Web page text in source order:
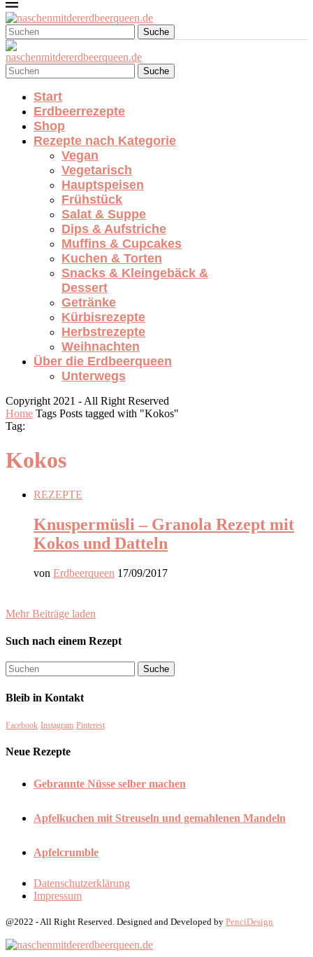
Suche
Suche
Start
Erdbeerrezepte
Shop
Rezepte nach Kategorie
Vegan
Vegetarisch
Hauptspeisen
Frühstück
Salat & Suppe
Dips & Aufstriche
Muffins & Cupcakes
Kuchen & Torten
Snacks & Kleingebäck &
Dessert
Getränke
Kürbisrezepte
Herbstrezepte
Weihnachten
Über die Erdbeerqueen
Unterwegs
Copyright 2021 - All Right Reserved
Home Tags Posts tagged with "Kokos"
Tag:
Kokos
REZEPTE
Knuspermüsli – Granola Rezept mit
Kokos und Datteln
von Erdbeerqueen 17/09/2017
Mehr Beiträge laden
Such nach einem Rezept
Bleib in Kontakt
Facebook Instagram Pinterest
Neue Rezepte
Gebrannte Nüsse selber machen
Apfelkuchen mit Streuseln und gemahlenen Mandeln
Apfelcrumble
Datenschutzerklärung
Impressum
@2022 - All Right Reserved. Designed and Developed by PenciDesign